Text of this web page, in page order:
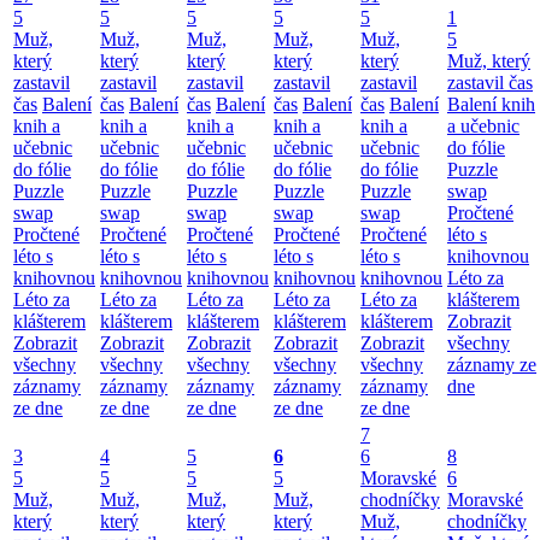
5
Muž,
který
zastavil
čas Balení
knih a
učebnic
do fólie
Puzzle
swap
Pročtené
léto s
knihovnou
Léto za
klášterem
Zobrazit
všechny
záznamy
ze dne
5
Muž,
který
zastavil
čas Balení
knih a
učebnic
do fólie
Puzzle
swap
Pročtené
léto s
knihovnou
Léto za
klášterem
Zobrazit
všechny
záznamy
ze dne
5
Muž,
který
zastavil
čas Balení
knih a
učebnic
do fólie
Puzzle
swap
Pročtené
léto s
knihovnou
Léto za
klášterem
Zobrazit
všechny
záznamy
ze dne
5
Muž,
který
zastavil
čas Balení
knih a
učebnic
do fólie
Puzzle
swap
Pročtené
léto s
knihovnou
Léto za
klášterem
Zobrazit
všechny
záznamy
ze dne
5
Muž,
který
zastavil
čas Balení
knih a
učebnic
do fólie
Puzzle
swap
Pročtené
léto s
knihovnou
Léto za
klášterem
Zobrazit
všechny
záznamy
ze dne
1
5
Muž, který
zastavil čas
Balení knih
a učebnic
do fólie
Puzzle
swap
Pročtené
léto s
knihovnou
Léto za
klášterem
Zobrazit
všechny
záznamy ze
dne
3
5
Muž,
který
4
5
Muž,
který
5
5
Muž,
který
6
5
Muž,
který
7
6
Moravské
chodníčky
Muž,
8
6
Moravské
chodníčky